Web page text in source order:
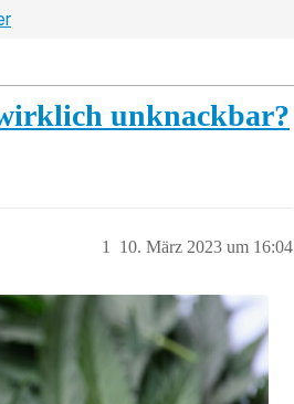
unknackbar?
10. März 2023 um 16:04
1